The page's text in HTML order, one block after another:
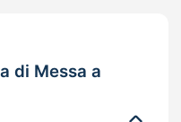
di Messa a